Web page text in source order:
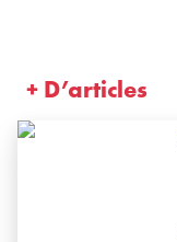
+ D’articles